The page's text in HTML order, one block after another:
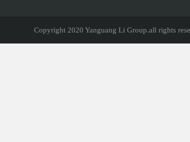
Copyright 2020 Yanguang Li Group.all rights